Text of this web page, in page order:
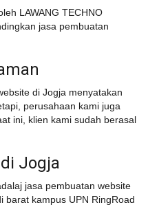
LAWANG TECHNO
jasa pembuatan
di Jogja menyatakan
perusahaan kami juga
ini, klien kami sudah berasal
Jogja
jasa pembuatan website
barat kampus UPN RingRoad